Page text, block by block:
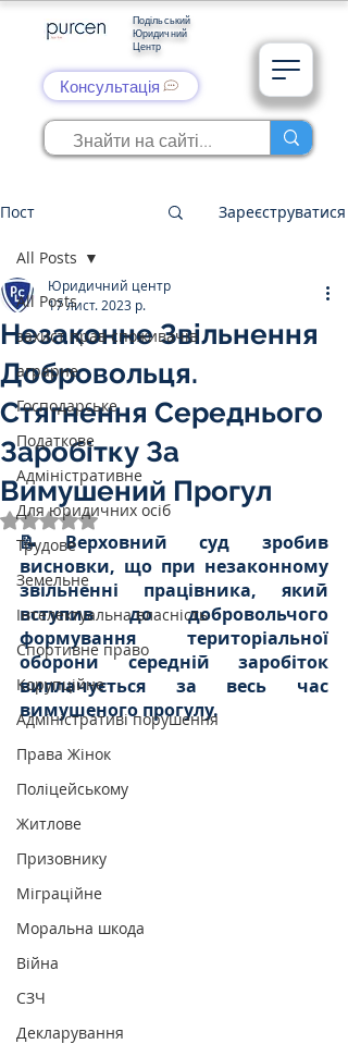
Подільський
Юридичний
Центр
Консультація
Пост Зареєструватися
All Posts
захист прав споживачів
аграрне
Господарське
Податкове
Адміністративне
Для юридичних осіб
Трудове
Земельне
Інтелектуальна власність
Спортивне право
Корупційне
Адміністративі порушення
Права Жінок
Поліцейському
Житлове
Призовнику
Міграційне
Моральна шкода
Війна
СЗЧ
Декларування
All Posts
Незаконне Звільнення
Добровольця.
Стягнення Середнього
Заробітку За
Вимушений Прогул
Юридичний центр
17 лист. 2023 р.
Оцінка: NaN з 5 зірок.
📝Верховний суд зробив
висновки, що при незаконному
звільненні працівника, який
вступив до добровольчого
формування територіальної
оборони середній заробіток
виплачується за весь час
вимушеного прогулу.